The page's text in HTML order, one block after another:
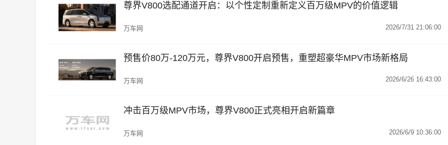
尊界V800选配通道开启：以个性定制重新定义百万级MPV的价值逻辑
万车网 2026/7/31 21:06:00
预售价80万-120万元，尊界V800开启预售，重塑超豪华MPV市场新格局
万车网 2026/6/26 16:43:00
冲击百万级MPV市场，尊界V800正式亮相开启新篇章
万车网 2026/6/9 10:36:00